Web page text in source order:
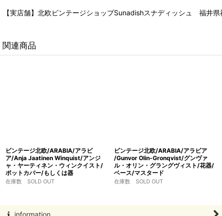
【実店舗】北欧ビンテージショップSunadishスナディッシュ 福井
関連商品
ビンテージ北欧/ARABIA/アラビ
ア/Anja Jaatinen Winquist/アンジ
ャ・ヤーティネン・ウィンクイスト/
ポットカバー/もしくは器
在庫数 SOLD OUT
ビンテージ北欧/ARABIA/アラビア
/Gunvor Olin-Gronqvist/グンヴァ
ル・オリン・グラングヴィスト/花器/
ベース/マスタード
在庫数 SOLD OUT
information